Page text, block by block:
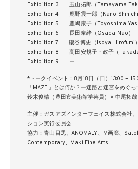
Exhibition 3 玉山拓郎（Tamayama
Exhibition 4 鹿野震一郎（Kano
Exhibition 5 豊嶋康子（Toyoshima
Exhibition 6 長田奈緒（Osada Nao）
Exhibition 7 磯谷博史（Isoya Hirofumi）
Exhibition 8 髙田安規子・政子（Takada
Exhibition 9 ー
*トークイベント：8月18日（日）13:00 –
「MAZE」とは何か？ー迷路と迷宮をめぐっ
鈴木俊晴（豊田市美術館学芸員）× 中尾拓
主催：ガスアズインターフェイス株式会社
ション実行委員会
協力：青山目黒、ANOMALY、M画廊、
Contemporary、Maki Fine Arts